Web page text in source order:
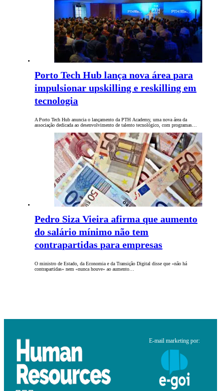
Porto Tech Hub lança nova área para
impulsionar upskilling e reskilling em
tecnologia
A Porto Tech Hub anuncia o lançamento da PTH Academy, uma nova área da
associação dedicada ao desenvolvimento de talento tecnológico, com programas…
Pedro Siza Vieira afirma que aumento
do salário mínimo não tem
contrapartidas para empresas
O ministro de Estado, da Economia e da Transição Digital disse que «não há
contrapartidas» nem «nunca houve» ao aumento…
E-mail marketing por: